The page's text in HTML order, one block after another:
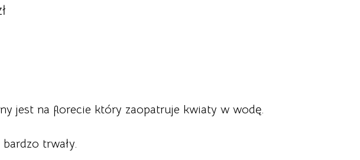
Zakres
935,00 zł
jest na florecie który zaopatruje kwiaty w wodę.
trwały.